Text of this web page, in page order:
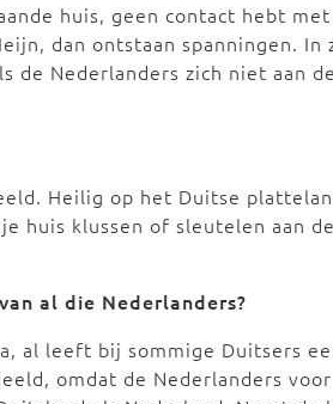
huis, geen contact hebt
dan ontstaan spanningen. In
de Nederlanders zich niet aan
Heilig op het Duitse
huis klussen of sleutelen aan
al die Nederlanders?
al leeft bij sommige Duitsers
omdat de Nederlanders